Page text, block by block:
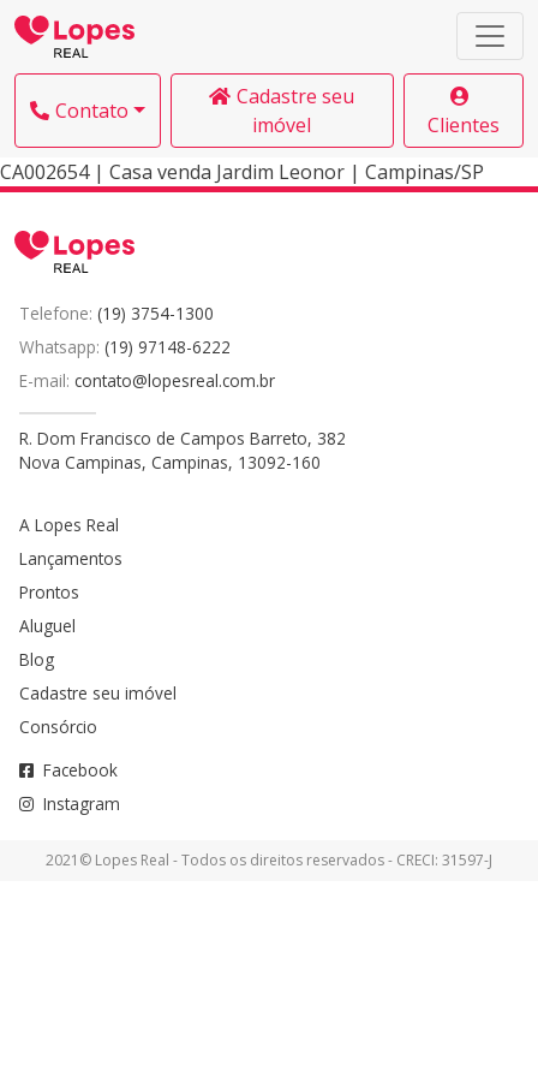
Contato
Cadastre seu
imóvel
Clientes
CA002654 | Casa venda Jardim Leonor | Campinas/SP
Telefone: (19) 3754-1300
Whatsapp: (19) 97148-6222
E-mail: contato@lopesreal.com.br
R. Dom Francisco de Campos Barreto, 382
Nova Campinas, Campinas, 13092-160
A Lopes Real
Lançamentos
Prontos
Aluguel
Blog
Cadastre seu imóvel
Consórcio
Facebook
Instagram
2021© Lopes Real - Todos os direitos reservados - CRECI: 31597-J